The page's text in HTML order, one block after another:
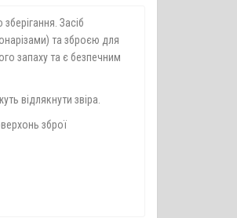
Засіб
та зброєю для
запаху та є безпечним
відлякнути звіра.
зброї